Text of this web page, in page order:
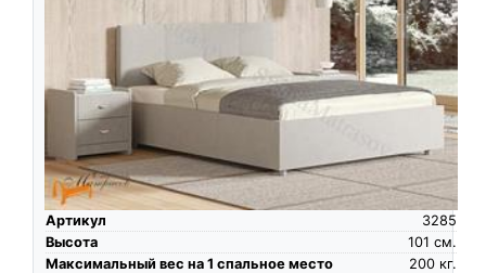
Артикул
3285
Высота
см.
101
Максимальный вес на 1 спальное место
кг.
200